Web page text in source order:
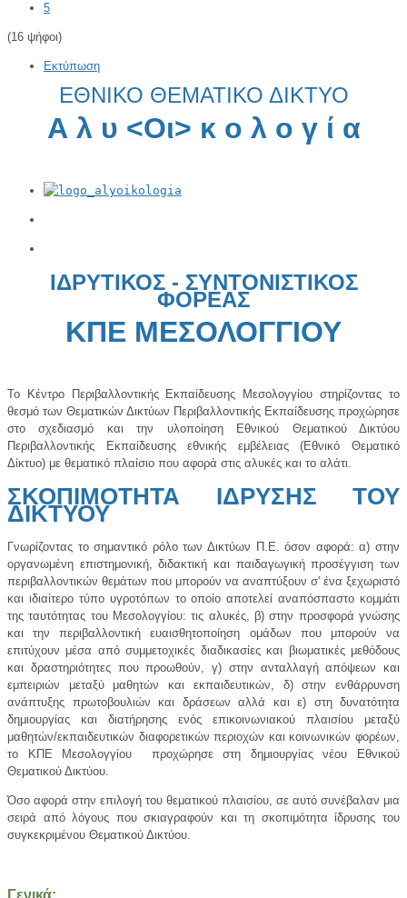
5
(16 ψήφοι)
Εκτύπωση
EΘΝΙΚΟ ΘΕΜΑΤΙΚΟ ΔΙΚΤΥΟ
Α λ υ <Οι> κ ο λ ο γ ί α
ΙΔΡΥΤΙΚΟΣ - ΣΥΝΤΟΝΙΣΤΙΚΟΣ
ΦΟΡΕΑΣ
ΚΠΕ ΜΕΣΟΛΟΓΓΙΟΥ
Το Κέντρο Περιβαλλοντικής Εκπαίδευσης Μεσολογγίου στηρίζοντας το
θεσμό των Θεματικών Δικτύων Περιβαλλοντικής Εκπαίδευσης προχώρησε
στο σχεδιασμό και την υλοποίηση Εθνικού Θεματικού Δικτύου
Περιβαλλοντικής Εκπαίδευσης εθνικής εμβέλειας (Εθνικό Θεματικό
Δίκτυο) με θεματικό πλαίσιο που αφορά στις αλυκές και το αλάτι.
ΣΚΟΠΙΜΟΤΗΤΑ ΙΔΡΥΣΗΣ ΤΟΥ
ΔΙΚΤΥΟΥ
Γνωρίζοντας το σημαντικό ρόλο των Δικτύων Π.Ε. όσον αφορά: α) στην
οργανωμένη επιστημονική, διδακτική και παιδαγωγική προσέγγιση των
περιβαλλοντικών θεμάτων που μπορούν να αναπτύξουν σ' ένα ξεχωριστό
και ιδιαίτερο τύπο υγροτόπων το οποίο αποτελεί αναπόσπαστο κομμάτι
της ταυτότητας του Μεσολογγίου: τις αλυκές, β) στην προσφορά γνώσης
και την περιβαλλοντική ευαισθητοποίηση ομάδων που μπορούν να
επιτύχουν μέσα από συμμετοχικές διαδικασίες και βιωματικές μεθόδους
και δραστηριότητες που προωθούν, γ) στην ανταλλαγή απόψεων και
εμπειριών μεταξύ μαθητών και εκπαιδευτικών, δ) στην ενθάρρυνση
ανάπτυξης πρωτοβουλιών και δράσεων αλλά και ε) στη δυνατότητα
δημιουργίας και διατήρησης ενός επικοινωνιακού πλαισίου μεταξύ
μαθητών/εκπαιδευτικών διαφορετικών περιοχών και κοινωνικών φορέων,
το ΚΠΕ Μεσολογγίου προχώρησε στη δημιουργίας νέου Εθνικού
Θεματικού Δικτύου.
Όσο αφορά στην επιλογή του θεματικού πλαισίου, σε αυτό συνέβαλαν μια
σειρά από λόγους που σκιαγραφούν και τη σκοπιμότητα ίδρυσης του
συγκεκριμένου Θεματικού Δικτύου.